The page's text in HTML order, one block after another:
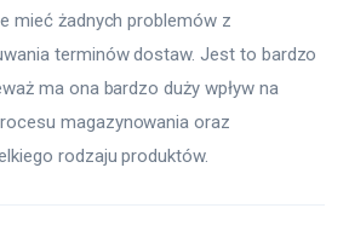
mieć żadnych problemów z
terminów dostaw. Jest to bardzo
ma ona bardzo duży wpływ na
magazynowania oraz
rodzaju produktów.